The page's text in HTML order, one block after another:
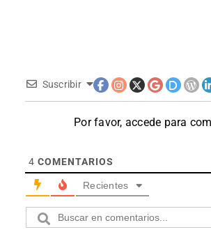
Suscribir
Por favor, accede para
4 COMENTARIOS
Recientes